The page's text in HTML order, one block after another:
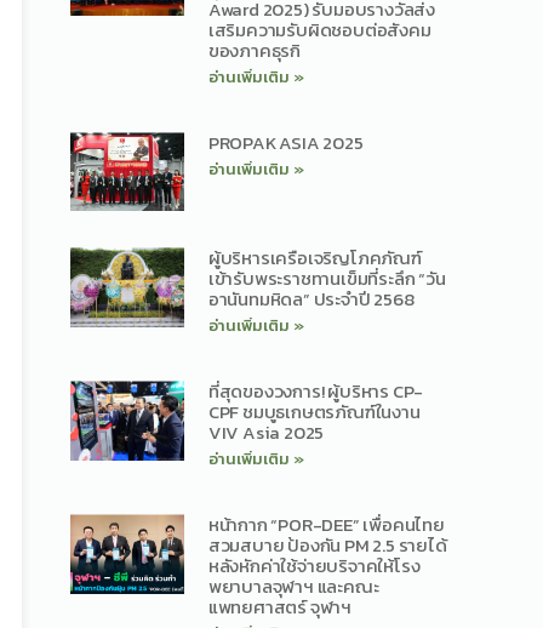
Award 2025) รับมอบรางวัลส่ง
เสริมความรับผิดชอบต่อสังคม
ของภาคธุรกิ
อ่านเพิ่มเติม »
PROPAK ASIA 2025
อ่านเพิ่มเติม »
ผู้บริหารเครือเจริญโภคภัณฑ์
เข้ารับพระราชทานเข็มที่ระลึก “วัน
อานันทมหิดล” ประจำปี 2568
อ่านเพิ่มเติม »
ที่สุดของวงการ! ผู้บริหาร CP-
CPF ชมบูธเกษตรภัณฑ์ในงาน
VIV Asia 2025
อ่านเพิ่มเติม »
หน้ากาก “POR-DEE” เพื่อคนไทย
สวมสบาย ป้องกัน PM 2.5 รายได้
หลังหักค่าใช้จ่ายบริจาคให้โรง
พยาบาลจุฬาฯ และคณะ
แพทยศาสตร์ จุฬาฯ